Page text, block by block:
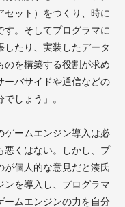
セット）をつくり、時に
す。そしてプログラマに
したり、実装したデータ
のを構築する役割が求め
ーバサイドや通信などの
しょう」。
ゲームエンジン導入は必
悪くはない。しかし、プ
が個人的な意見だと湊氏
ンを導入し、プログラマ
ームエンジンの力を自分